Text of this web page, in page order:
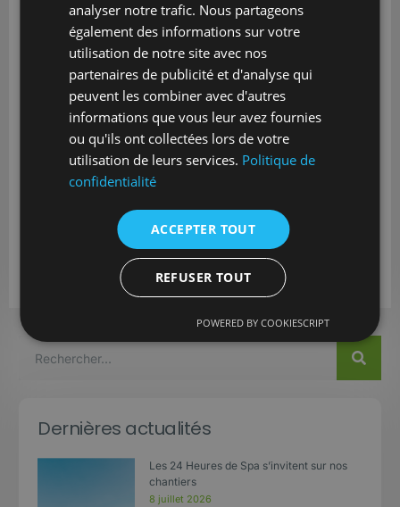
Dernières actualités
Les 24 Heures de Spa s’invitent sur nos
chantiers
8 juillet 2026
analyser notre trafic. Nous partageons
également des informations sur votre
utilisation de notre site avec nos
partenaires de publicité et d'analyse qui
peuvent les combiner avec d'autres
informations que vous leur avez fournies
ou qu'ils ont collectées lors de votre
utilisation de leurs services. Politique de
confidentialité
ACCEPTER TOUT
REFUSER TOUT
POWERED BY COOKIESCRIPT